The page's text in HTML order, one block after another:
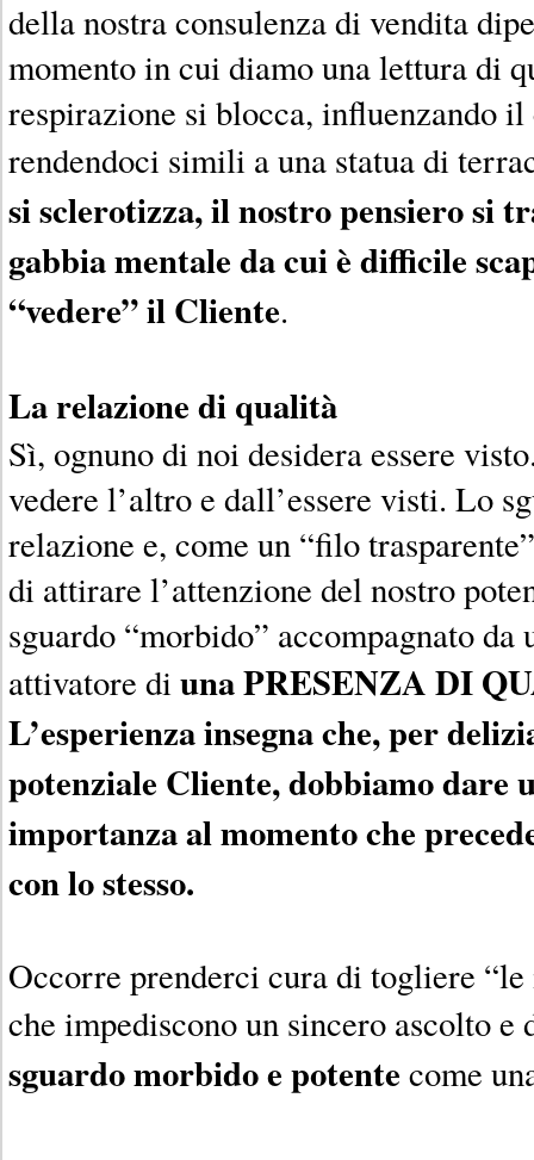
della nostra consulenza di vendita
momento in cui diamo una lettura di
respirazione si blocca, influenzando
rendendoci simili a una statua di
si sclerotizza, il nostro pensiero si
gabbia mentale da cui è difficile
“vedere” il Cliente.
La relazione di qualità
Sì, ognuno di noi desidera essere
vedere l’altro e dall’essere visti. Lo
relazione e, come un “filo
di attirare l’attenzione del nostro
sguardo “morbido” accompagnato
attivatore diuna PRESENZA DI
L’esperienza insegna che, per
potenziale Cliente, dobbiamo dare
importanza al momento che
con lo stesso.
Occorre prenderci cura di togliere
che impediscono un sincero ascolto
sguardo morbido e potente come